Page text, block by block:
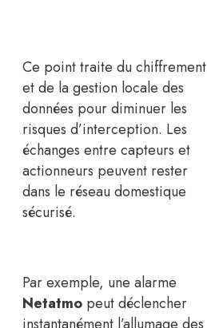
Ce point traite du chiffrement
et de la gestion locale des
données pour diminuer les
risques d’interception. Les
échanges entre capteurs et
actionneurs peuvent rester
dans le réseau domestique
sécurisé.
Par exemple, une alarme
Netatmo peut déclencher